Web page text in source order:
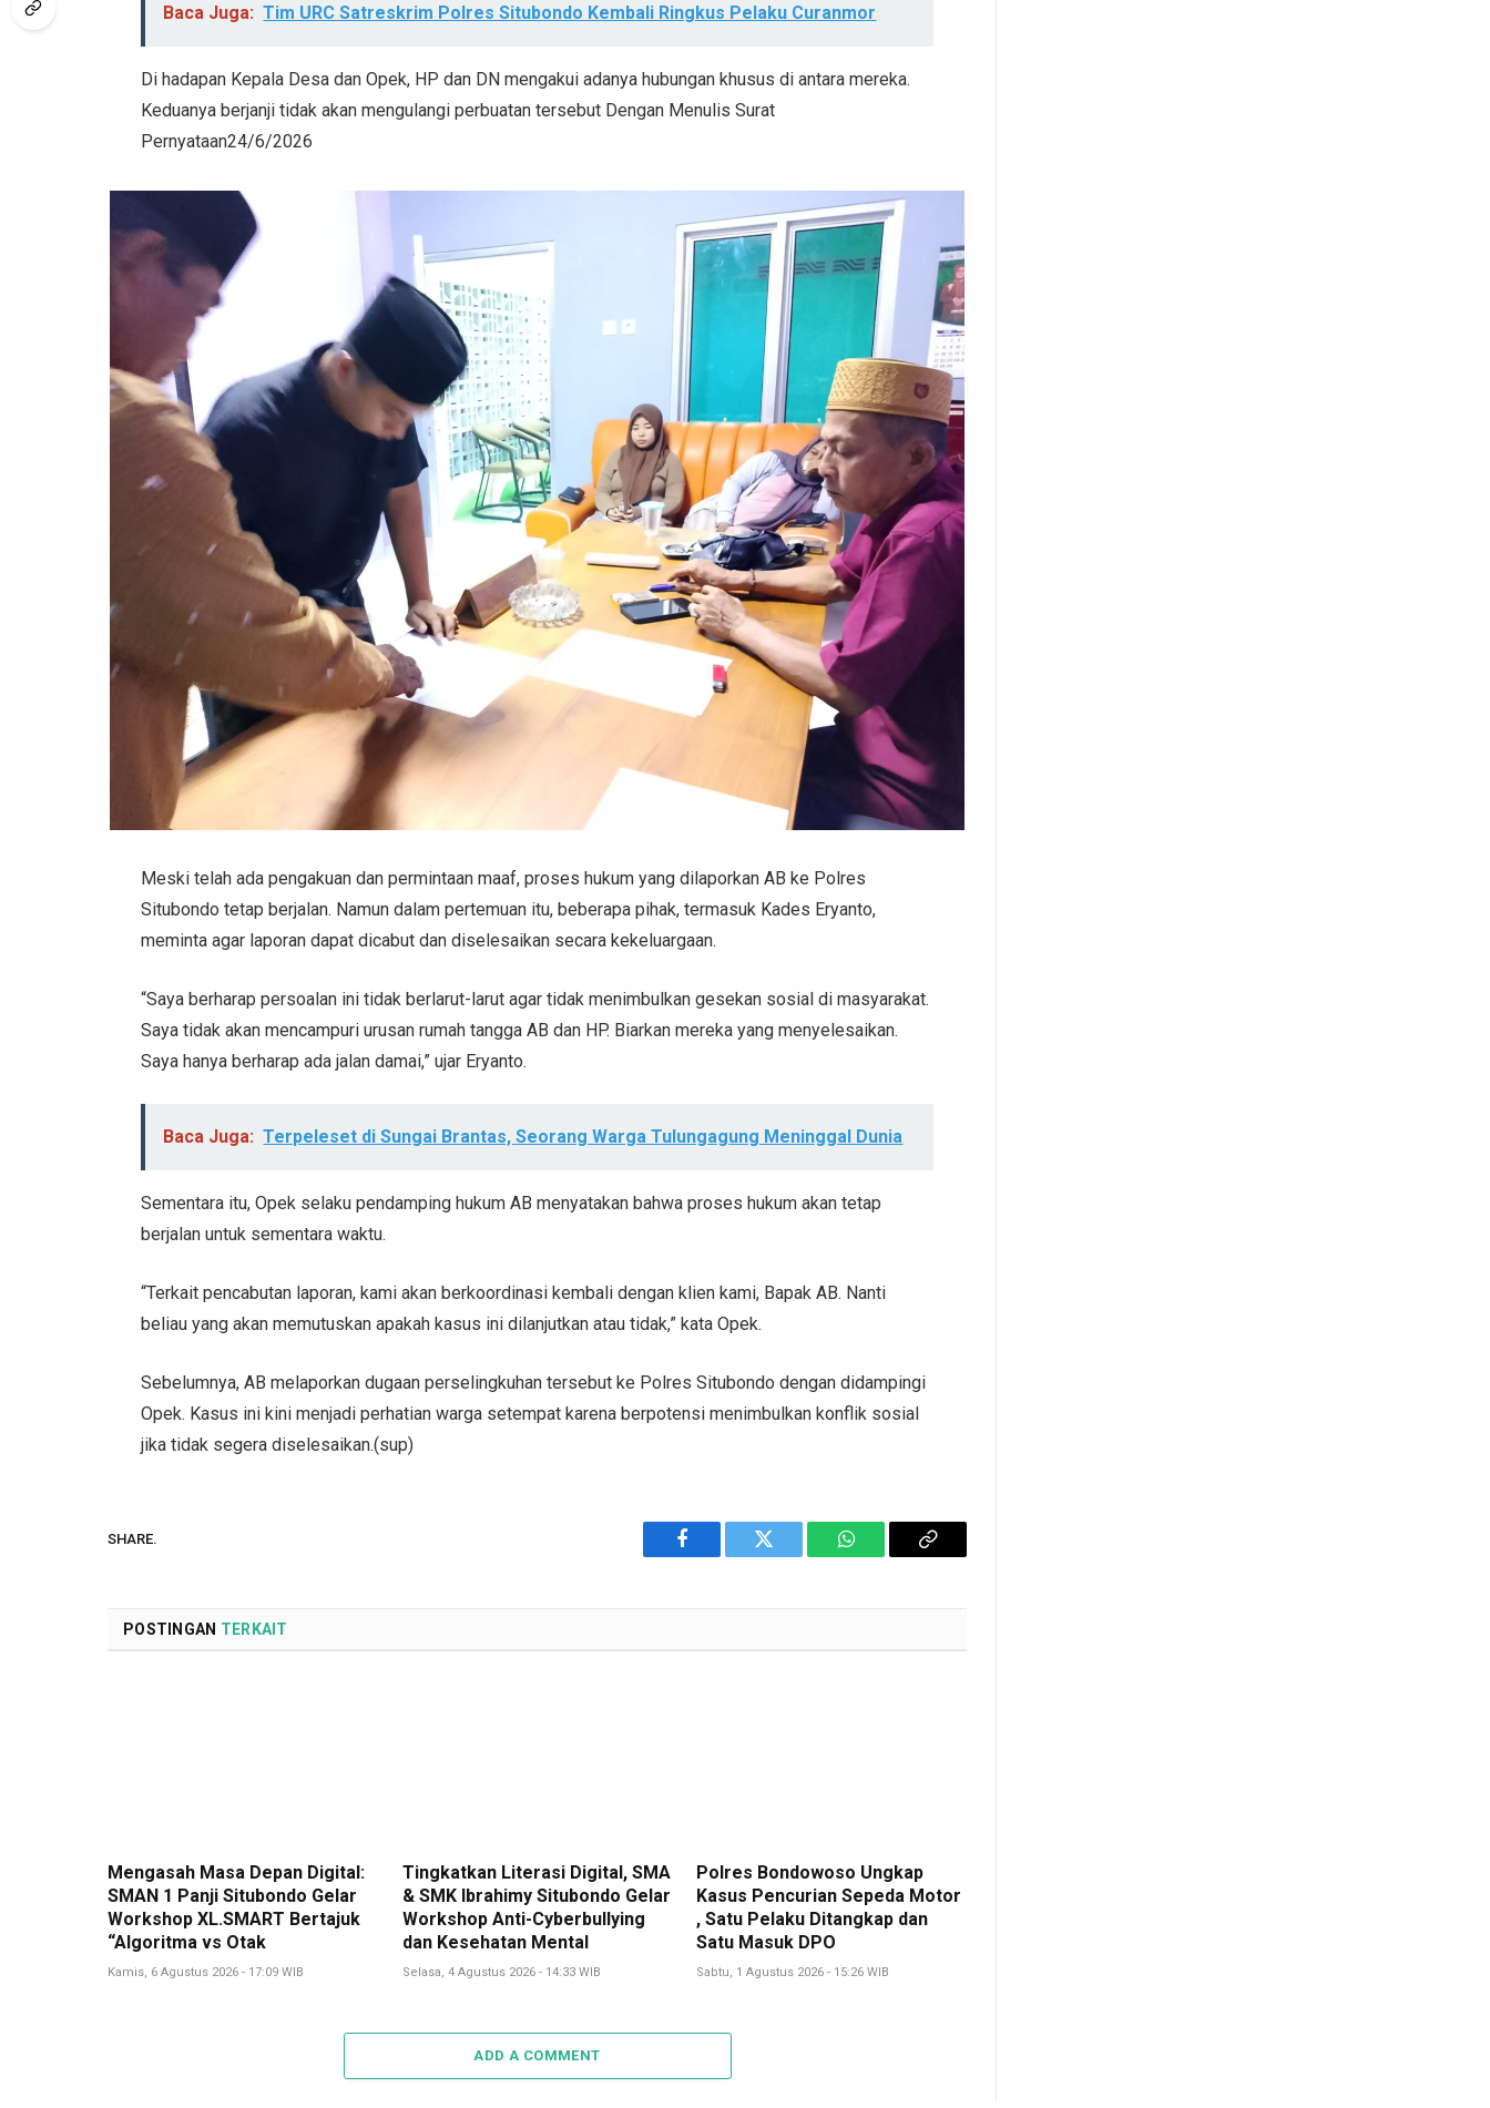
Baca Juga: Tim URC Satreskrim Polres Situbondo Kembali Ringkus Pelaku Curanmor
Di hadapan Kepala Desa dan Opek, HP dan DN mengakui adanya hubungan khusus di antara mereka.
Keduanya berjanji tidak akan mengulangi perbuatan tersebut Dengan Menulis Surat
Pernyataan24/6/2026
Meski telah ada pengakuan dan permintaan maaf, proses hukum yang dilaporkan AB ke Polres
Situbondo tetap berjalan. Namun dalam pertemuan itu, beberapa pihak, termasuk Kades Eryanto,
meminta agar laporan dapat dicabut dan diselesaikan secara kekeluargaan.
“Saya berharap persoalan ini tidak berlarut-larut agar tidak menimbulkan gesekan sosial di masyarakat.
Saya tidak akan mencampuri urusan rumah tangga AB dan HP. Biarkan mereka yang menyelesaikan.
Saya hanya berharap ada jalan damai,” ujar Eryanto.
Baca Juga: Terpeleset di Sungai Brantas, Seorang Warga Tulungagung Meninggal Dunia
Sementara itu, Opek selaku pendamping hukum AB menyatakan bahwa proses hukum akan tetap
berjalan untuk sementara waktu.
“Terkait pencabutan laporan, kami akan berkoordinasi kembali dengan klien kami, Bapak AB. Nanti
beliau yang akan memutuskan apakah kasus ini dilanjutkan atau tidak,” kata Opek.
Sebelumnya, AB melaporkan dugaan perselingkuhan tersebut ke Polres Situbondo dengan didampingi
Opek. Kasus ini kini menjadi perhatian warga setempat karena berpotensi menimbulkan konflik sosial
jika tidak segera diselesaikan.(sup)
SHARE.
Facebook Twitter WhatsAppCopy
POSTINGAN TERKAIT
Mengasah Masa Depan Digital:
SMAN 1 Panji Situbondo Gelar
Workshop XL.SMART Bertajuk
“Algoritma vs Otak
Kamis, 6 Agustus 2026 - 17:09 WIB
Tingkatkan Literasi Digital, SMA
& SMK Ibrahimy Situbondo Gelar
Workshop Anti-Cyberbullying
dan Kesehatan Mental
Selasa, 4 Agustus 2026 - 14:33 WIB
Polres Bondowoso Ungkap
Kasus Pencurian Sepeda Motor
, Satu Pelaku Ditangkap dan
Satu Masuk DPO
Sabtu, 1 Agustus 2026 - 15:26 WIB
ADD A COMMENT